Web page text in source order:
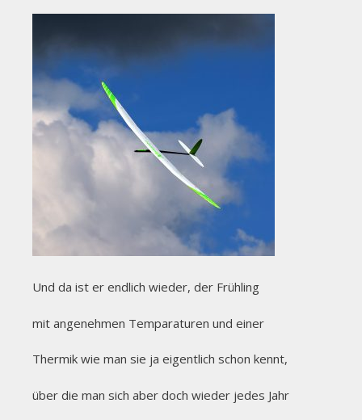
Und da ist er endlich wieder, der Frühling
mit angenehmen Temparaturen und einer
Thermik wie man sie ja eigentlich schon kennt,
über die man sich aber doch wieder jedes Jahr